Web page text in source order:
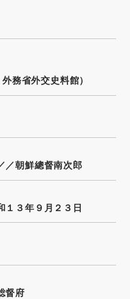
務省外交史料館）
／朝鮮總督南次郎
１３年９月２３日
督府